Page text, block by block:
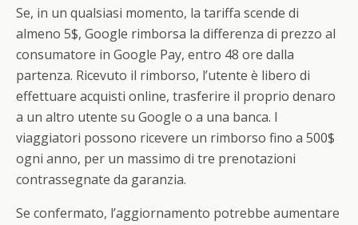
Se, in un qualsiasi momento, la tariffa scende di
almeno 5$, Google rimborsa la differenza di prezzo al
consumatore in Google Pay, entro 48 ore dalla
partenza. Ricevuto il rimborso, l’utente è libero di
effettuare acquisti online, trasferire il proprio denaro
a un altro utente su Google o a una banca. I
viaggiatori possono ricevere un rimborso fino a 500$
ogni anno, per un massimo di tre prenotazioni
contrassegnate da garanzia.
Se confermato, l’aggiornamento potrebbe aumentare